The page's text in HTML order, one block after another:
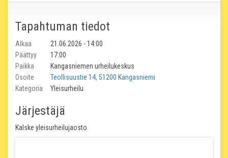
Tapahtuman tiedot
Alkaa
21.06.2026 - 14:00
Päättyy
17:00
Paikka
Kangasniemen urheilukeskus
Osoite
Teollisuustie 14, 51200 Kangasniemi
Kategoria
Yleisurheilu
Järjestäjä
Kalske yleisurheilujaosto